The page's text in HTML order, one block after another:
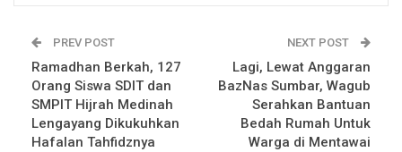
PREV POST
Ramadhan Berkah, 127
Orang Siswa SDIT dan
SMPIT Hijrah Medinah
Lengayang Dikukuhkan
Hafalan Tahfidznya
NEXT POST
Lagi, Lewat Anggaran
BazNas Sumbar, Wagub
Serahkan Bantuan
Bedah Rumah Untuk
Warga di Mentawai